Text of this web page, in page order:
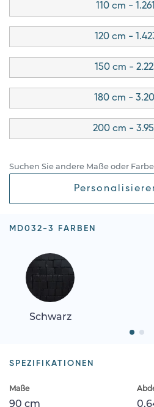
110 cm -
120 cm -
150 cm -
180 cm -
200 cm -
Suchen Sie andere Maße oder
MD032-3 FARBEN
Schwarz
SPEZIFIKATIONEN
Maße
90 cm